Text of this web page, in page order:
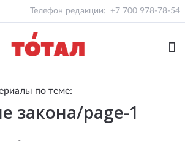
Телефон редакции: +7 700 978-78-54
по теме: